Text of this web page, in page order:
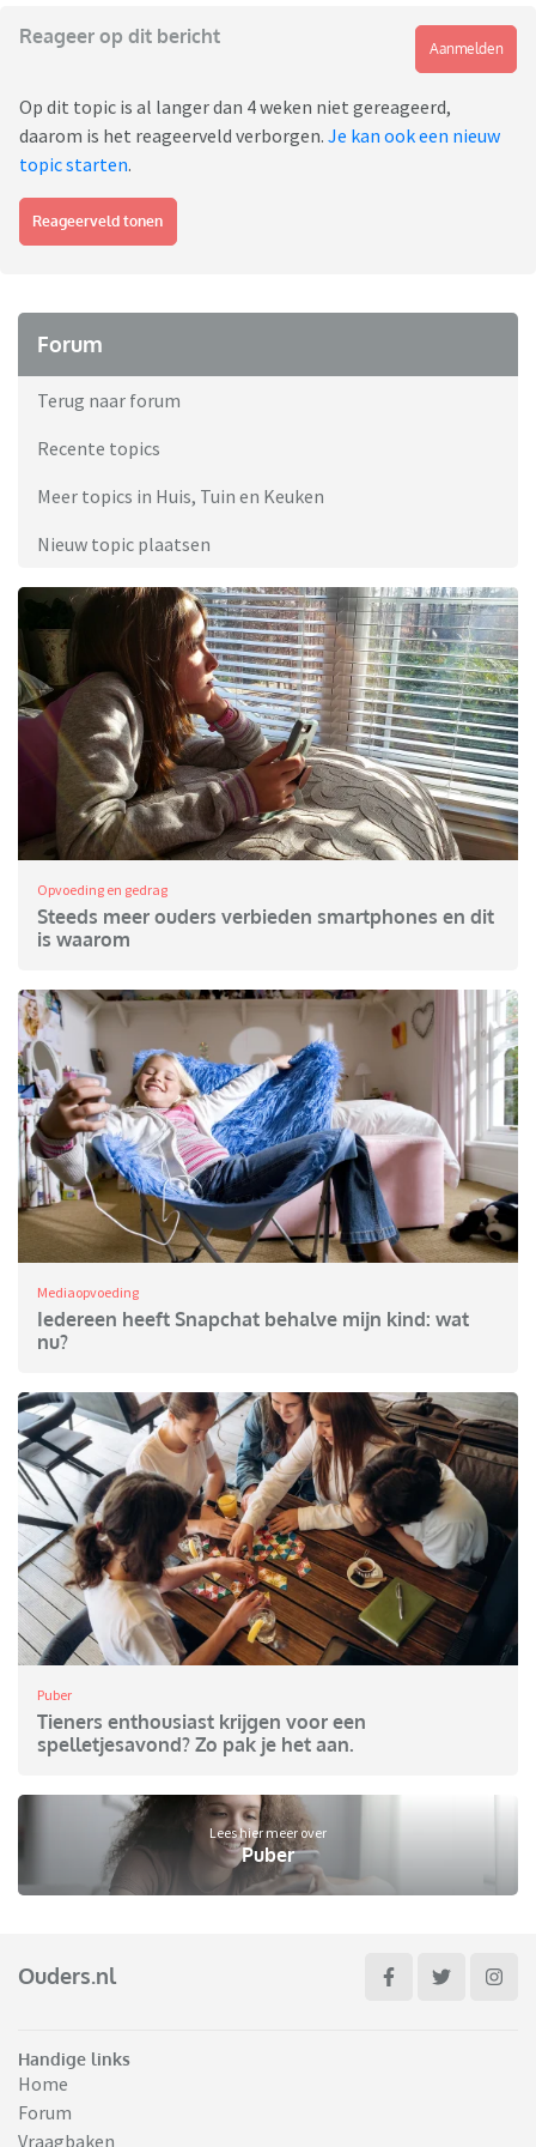
Reageer op dit bericht
Aanmelden
Op dit topic is al langer dan 4 weken niet gereageerd,
daarom is het reageerveld verborgen. Je kan ook een nieuw
topic starten.
Reageerveld tonen
Forum
Terug naar forum
Recente topics
Meer topics in Huis, Tuin en Keuken
Nieuw topic plaatsen
Opvoeding en gedrag
Steeds meer ouders verbieden smartphones en dit
is waarom
Mediaopvoeding
Iedereen heeft Snapchat behalve mijn kind: wat
nu?
Puber
Tieners enthousiast krijgen voor een
spelletjesavond? Zo pak je het aan.
Lees hier meer over
Puber
Ouders.nl
Handige links
Home
Forum
Vraagbaken